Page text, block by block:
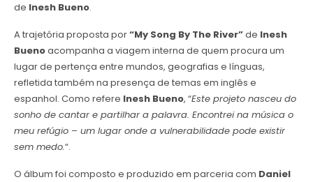
de Inesh Bueno.
A trajetória proposta por“My Song By The River”de Inesh
Buenoacompanha a viagem interna de quem procura um
lugar de pertença entre mundos, geografias e línguas,
refletida também na presença de temas em inglês e
espanhol. Como refere Inesh Bueno, “Este projeto nasceu do
sonho de cantar e partilhar a palavra. Encontrei na música o
meu refúgio – um lugar onde a vulnerabilidade pode existir
sem medo.“.
O álbum foi composto e produzido em parceria com Daniel